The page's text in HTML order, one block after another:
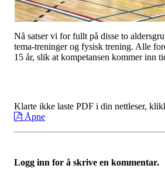
Nå satser vi for fullt på disse to
tema-treninger og fysisk trening. Alle
15 år, slik at kompetansen kommer inn
Klarte ikke laste PDF i din nettleser,
Åpne
Logg inn for å skrive en kommentar.